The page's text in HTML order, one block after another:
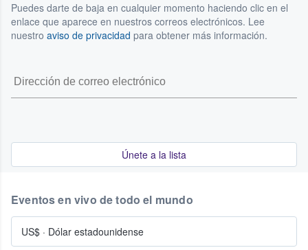
Puedes darte de baja en cualquier momento haciendo clic en el
enlace que aparece en nuestros correos electrónicos. Lee
nuestro aviso de privacidad para obtener más información.
Únete a la lista
Eventos en vivo de todo el mundo
US$ · Dólar estadounidense